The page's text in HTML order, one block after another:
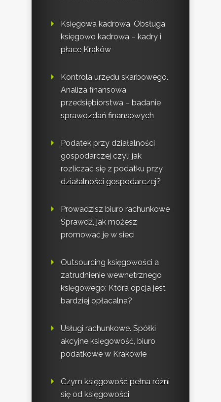
Księgowa kadrowa. Obsługa
księgowo kadrowa – kadry i
płace Kraków
Kontrola urzędu skarbowego.
Analiza finansowa
przedsiębiorstwa – badanie
sprawozdań finansowych
Podatek przy działalności
gospodarczej czyli jak
rozliczać się z podatku przy
działalności gospodarczej?
Prowadzisz biuro rachunkowe
Sprawdź, jak możesz
promować je w sieci
Outsourcing księgowości a
zatrudnienie wewnętrznego
księgowego: Która opcja jest
bardziej opłacalna?
Usługi rachunkowe. Spółki
akcyjne księgowość, biuro
podatkowe w Krakowie
Czym księgowość pełna różni
się od księgowości